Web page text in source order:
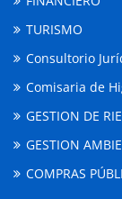
TURISMO
Consultorio
Comisaria de
GESTION DE
GESTION
COMPRAS